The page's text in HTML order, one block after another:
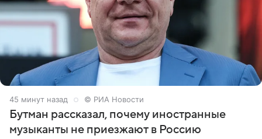
45 минут назад © РИА Новости
Бутман рассказал, почему иностранные
музыканты не приезжают в Россию